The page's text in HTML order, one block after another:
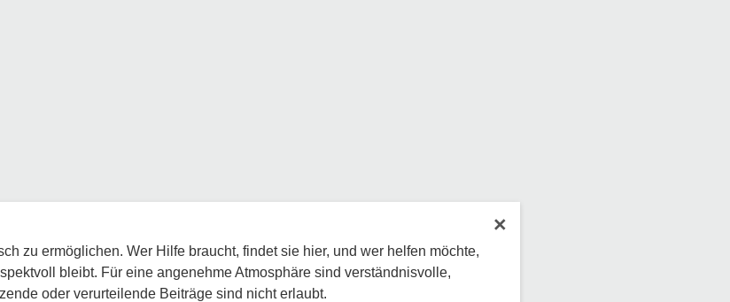
×
zu ermöglichen. Wer Hilfe braucht, findet sie hier, und wer helfen möchte,
bleibt. Für eine angenehme Atmosphäre sind verständnisvolle,
oder verurteilende Beiträge sind nicht erlaubt.